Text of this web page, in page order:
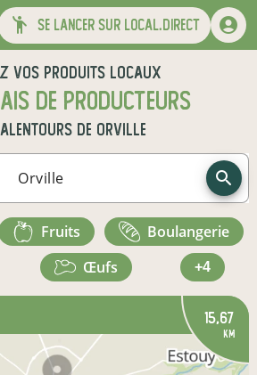
se lancer sur local.direct
vos produits locaux
de producteurs
de Orville
fruits
boulangerie
œufs +4
15,67
km